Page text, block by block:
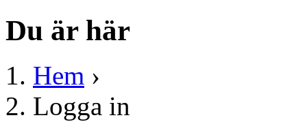
Du är här
Hem ›
Logga in